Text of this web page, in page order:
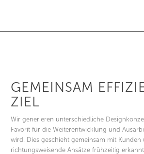
GEMEINSAM
ZIEL
Wir generieren unterschiedliche
Favorit für die Weiterentwicklung und
wird. Dies geschieht gemeinsam mit Kunden
richtungsweisende Ansätze frühzeitig